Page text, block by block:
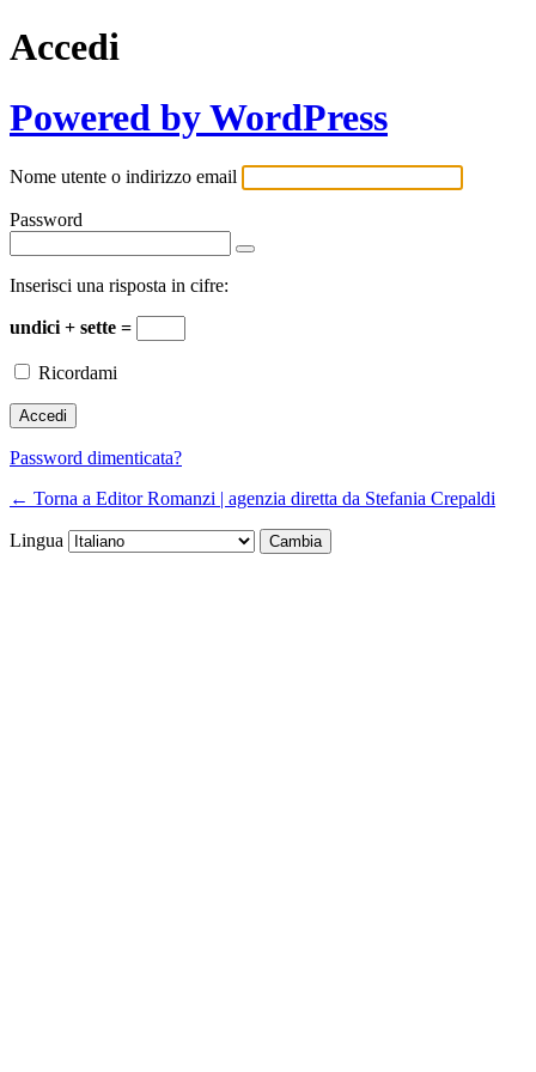
Accedi
Powered by WordPress
Nome utente o indirizzo email
Password
Inserisci una risposta in cifre:
undici + sette =
Ricordami
Password dimenticata?
← Torna a Editor Romanzi | agenzia diretta da Stefania Crepaldi
Lingua